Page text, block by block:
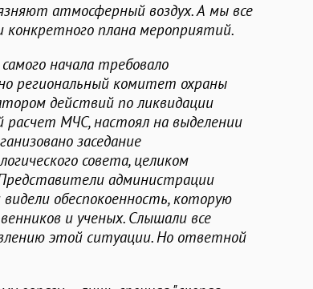
атмосферный воздух. А мы все
плана мероприятий.
начала требовало
региональный комитет охраны
действий по ликвидации
расчет МЧС, настоял на выделении
заседание
совета, целиком
администрации
обеспокоенность, которую
и ученых. Слышали все
этой ситуации. Но ответной